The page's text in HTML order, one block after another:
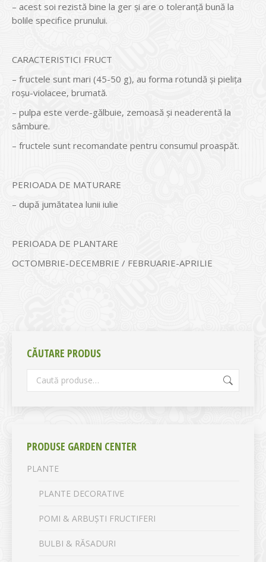
– acest soi rezistă bine la ger şi are o toleranţă bună la
bolile specifice prunului.
CARACTERISTICI FRUCT
– fructele sunt mari (45-50 g), au forma rotundă şi pieliţa
roşu-violacee, brumată.
– pulpa este verde-gălbuie, zemoasă şi neaderentă la
sâmbure.
– fructele sunt recomandate pentru consumul proaspăt.
PERIOADA DE MATURARE
– după jumătatea lunii iulie
PERIOADA DE PLANTARE
OCTOMBRIE-DECEMBRIE / FEBRUARIE-APRILIE
CĂUTARE PRODUS
PRODUSE GARDEN CENTER
PLANTE
PLANTE DECORATIVE
POMI & ARBUȘTI FRUCTIFERI
BULBI & RĂSADURI